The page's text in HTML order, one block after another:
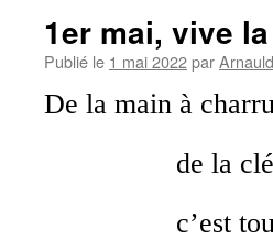
1er mai, vive
Publié le 1 mai 2022par
De la main à
de la
c’est